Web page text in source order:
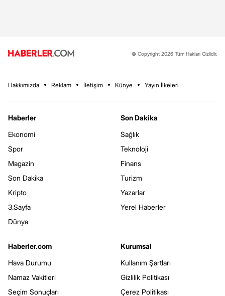
© Copyright 2026 Tüm Hakları Gizlidir.
Hakkımızda Reklam İletişim Künye Yayın İlkeleri
Haberler
Ekonomi
Spor
Magazin
Son Dakika
Kripto
3.Sayfa
Dünya
Son Dakika
Sağlık
Teknoloji
Finans
Turizm
Yazarlar
Yerel Haberler
Haberler.com
Hava Durumu
Namaz Vakitleri
Seçim Sonuçları
Kurumsal
Kullanım Şartları
Gizlilik Politikası
Çerez Politikası